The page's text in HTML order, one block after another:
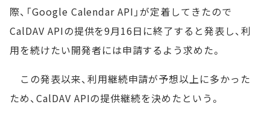
際、「Google Calendar API」が定着してきたので
CalDAV APIの提供を9月16日に終了すると発表し、利
用を続けたい開発者には申請するよう求めた。
この発表以来、利用継続申請が予想以上に多かった
ため、CalDAV APIの提供継続を決めたという。